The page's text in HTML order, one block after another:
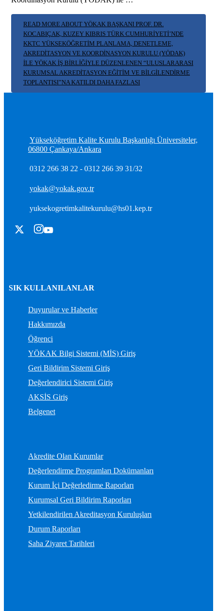
READ MORE ABOUT YÖKAK BAŞKANI PROF. DR.
KOCABIÇAK, KUZEY KIBRIS TÜRK CUMHURIYETI’NDE
KKTC YÜKSEKÖĞRETIM PLANLAMA, DENETLEME,
AKREDITASYON VE KOORDINASYON KURULU (YÖDAK)
İLE YÖKAK İŞ BIRLIĞIYLE DÜZENLENEN “ULUSLARARASI
KURUMSAL AKREDITASYON EĞITIM VE BILGILENDIRME
TOPLANTISI”NA KATILDI DAHA FAZLASI
Yükseköğretim Kalite Kurulu Başkanlığı Üniversiteler,
06800 Çankaya/Ankara
0312 266 38 22 - 0312 266 39 31/32
yokak@yokak.gov.tr
yuksekogretimkalitekurulu@hs01.kep.tr
SIK KULLANILANLAR
Duyurular ve Haberler
Hakkımızda
Öğrenci
YÖKAK Bilgi Sistemi (MİS) Giriş
Geri Bildirim Sistemi Giriş
Değerlendirici Sistemi Giriş
AKSİS Giriş
Belgenet
Akredite Olan Kurumlar
Değerlendirme Programları Dokümanları
Kurum İçi Değerledirme Raporları
Kurumsal Geri Bildirim Raporları
Yetkilendirilen Akreditasyon Kuruluşları
Durum Raporları
Saha Ziyaret Tarihleri